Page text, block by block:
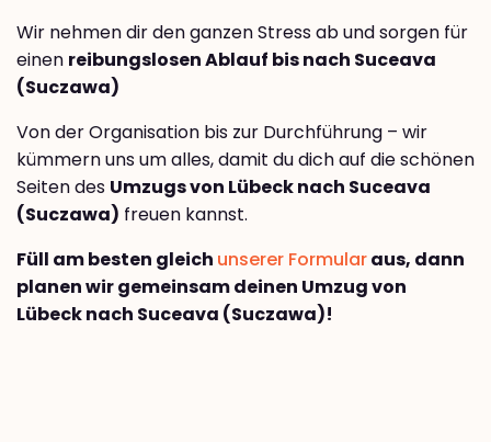
Wir nehmen dir den ganzen Stress ab und sorgen für
einen reibungslosen Ablauf bis nach Suceava
(Suczawa)
Von der Organisation bis zur Durchführung – wir
kümmern uns um alles, damit du dich auf die schönen
Seiten des Umzugs von Lübeck nach Suceava
(Suczawa) freuen kannst.
Füll am besten gleich unserer Formularaus, dann
planen wir gemeinsam deinen Umzug von
Lübeck nach Suceava (Suczawa)!